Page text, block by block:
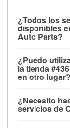
¿Todos los
disponibles
Auto Parts?
las pruebas
motor de
con O'Reilly
todas las
¿Puedo
la tienda
en otro lugar?
de O'Reilly
tienda #4361
¿Necesito
servicios de